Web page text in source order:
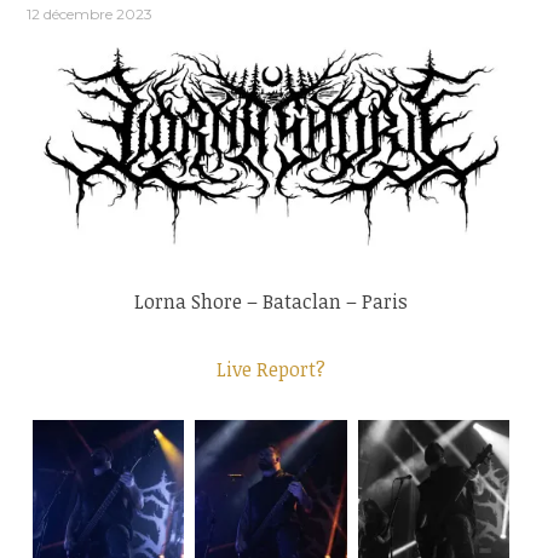
12 décembre 2023
Lorna Shore – Bataclan – Paris
Live Report?